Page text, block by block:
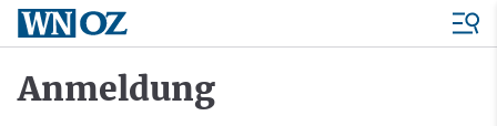
Anmeldung